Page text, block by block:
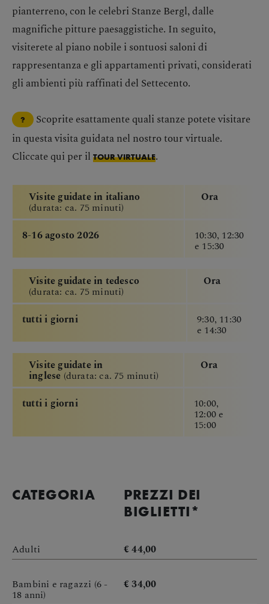
pianterreno, con le celebri Stanze Bergl, dalle
magnifiche pitture paesaggistiche. In seguito,
visiterete al piano nobile i sontuosi saloni di
rappresentanza e gli appartamenti privati, considerati
gli ambienti più raffinati del Settecento.
?
Scoprite esattamente quali stanze potete visitare
in questa visita guidata nel nostro tour virtuale.
Cliccate qui per il TOUR VIRTUALE.
Visite guidate in italiano
(durata: ca. 75 minuti)
Ora
8-16 agosto 2026
10:30, 12:30
e 15:30
Visite guidate in tedesco
(durata: ca. 75 minuti)
Ora
tutti i giorni
9:30, 11:30
e 14:30
Visite guidate in
inglese (durata: ca. 75 minuti)
Ora
tutti i giorni
10:00,
12:00 e
15:00
CATEGORIA PREZZI DEI
BIGLIETTI*
Adulti € 44,00
Bambini e ragazzi (6 -
18 anni)
€ 34,00